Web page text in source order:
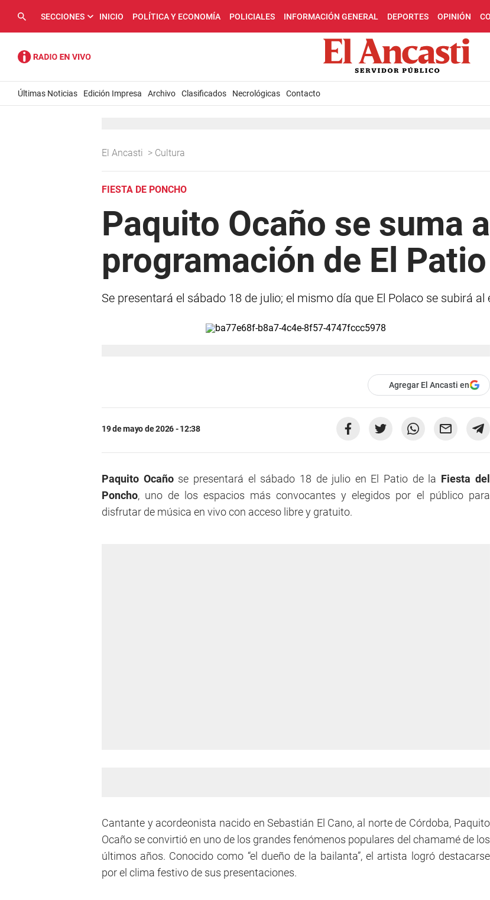
SECCIONES INICIO POLÍTICA Y ECONOMÍA POLICIALES INFORMACIÓN GENERAL DEPORTES OPINIÓN
Últimas Noticias Edición Impresa Archivo Clasificados Necrológicas Contacto
El Ancasti > Cultura
FIESTA DE PONCHO
Paquito Ocaño se suma
programación de El Patio
Se presentará el sábado 18 de julio; el mismo día que El Polaco se subirá al
Agregar El Ancasti en
19 de mayo de 2026 - 12:38
Paquito Ocañose presentará el sábado 18 de julio en El Patio de la Fiesta del
Poncho, uno de los espacios más convocantes y elegidos por el público para
disfrutar de música en vivo con acceso libre y gratuito.
Cantante y acordeonista nacido en Sebastián El Cano, al norte de Córdoba, Paquito
Ocaño se convirtió en uno de los grandes fenómenos populares del chamamé de los
últimos años. Conocido como “el dueño de la bailanta”, el artista logró destacarse
por el clima festivo de sus presentaciones.